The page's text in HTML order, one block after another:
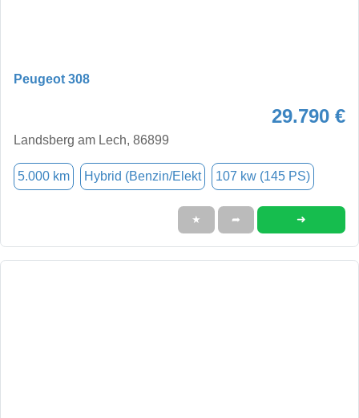
Peugeot 308
29.790 €
Landsberg am Lech, 86899
5.000 km Hybrid (Benzin/Elekt 107 kw (145 PS)
★ ➦ ➜